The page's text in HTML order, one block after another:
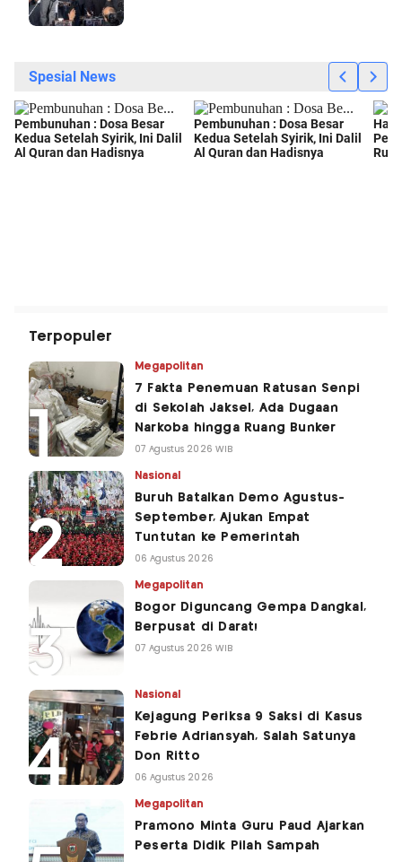
Terpopuler
Megapolitan
7 Fakta Penemuan Ratusan Senpi
di Sekolah Jaksel, Ada Dugaan
Narkoba hingga Ruang Bunker
07 Agustus 2026 WIB
Nasional
Buruh Batalkan Demo Agustus-
September, Ajukan Empat
Tuntutan ke Pemerintah
06 Agustus 2026
Megapolitan
Bogor Diguncang Gempa Dangkal,
Berpusat di Darat!
07 Agustus 2026 WIB
Nasional
Kejagung Periksa 9 Saksi di Kasus
Febrie Adriansyah, Salah Satunya
Don Ritto
06 Agustus 2026
Megapolitan
Pramono Minta Guru Paud Ajarkan
Peserta Didik Pilah Sampah